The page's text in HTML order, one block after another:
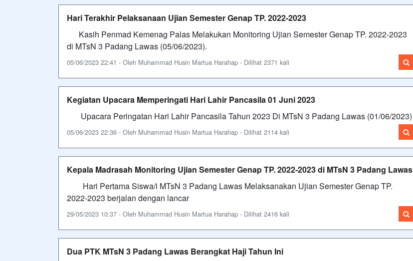
Hari Terakhir Pelaksanaan Ujian Semester Genap TP. 2022-2023
Kasih Penmad Kemenag Palas Melakukan Monitoring Ujian Semester Genap TP. 2022-2023
di MTsN 3 Padang Lawas (05/06/2023).
05/06/2023 22:41 - Oleh Muhammad Husin Martua Harahap - Dilihat 2371 kali
Kegiatan Upacara Memperingati Hari Lahir Pancasila 01 Juni 2023
Upacara Peringatan Hari Lahir Pancasila Tahun 2023 Di MTsN 3 Padang Lawas (01/06/2023)
05/06/2023 22:36 - Oleh Muhammad Husin Martua Harahap - Dilihat 2114 kali
Kepala Madrasah Monitoring Ujian Semester Genap TP. 2022-2023 di MTsN 3 Padang Lawas
Hari Pertama Siswa/i MTsN 3 Padang Lawas Melaksanakan Ujian Semester Genap TP.
2022-2023 berjalan dengan lancar
29/05/2023 10:37 - Oleh Muhammad Husin Martua Harahap - Dilihat 2416 kali
Dua PTK MTsN 3 Padang Lawas Berangkat Haji Tahun Ini